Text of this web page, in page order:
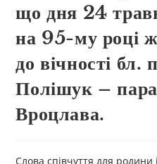
що дня 24
на 95-му році
до вічності бл.
Полішук –
Вроцлава.
Слова співчуття для родини